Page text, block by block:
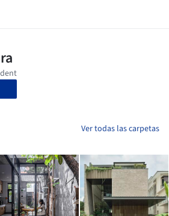
Ver todas las carpetas